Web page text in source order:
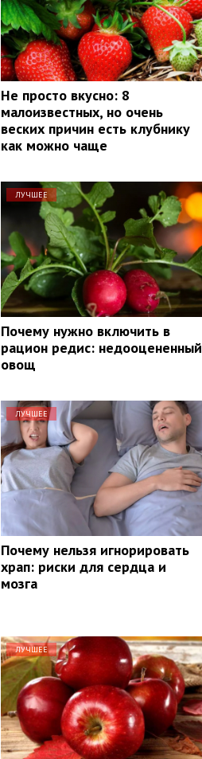
Не просто вкусно: 8
малоизвестных, но очень
веских причин есть клубнику
как можно чаще
ЛУЧШЕЕ
Почему нужно включить в
рацион редис: недооцененный
овощ
ЛУЧШЕЕ
Почему нельзя игнорировать
храп: риски для сердца и
мозга
ЛУЧШЕЕ